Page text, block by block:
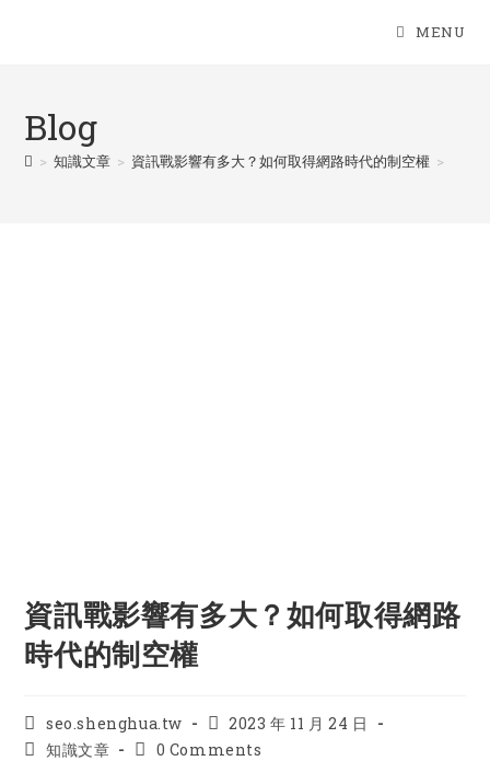
MENU
Blog
> 知識文章 > 資訊戰影響有多大？如何取得網路時代的制空權 >
資訊戰影響有多大？如何取得網路
時代的制空權
Post
author:
seo.shenghua.tw
Post
published:
2023 年 11 月 24 日
Post知識文章
Post0 Comments